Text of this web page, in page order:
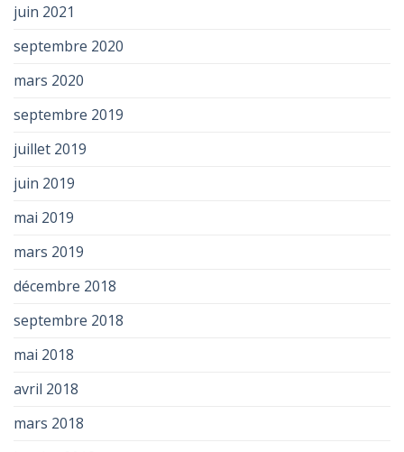
juin 2021
septembre 2020
mars 2020
septembre 2019
juillet 2019
juin 2019
mai 2019
mars 2019
décembre 2018
septembre 2018
mai 2018
avril 2018
mars 2018